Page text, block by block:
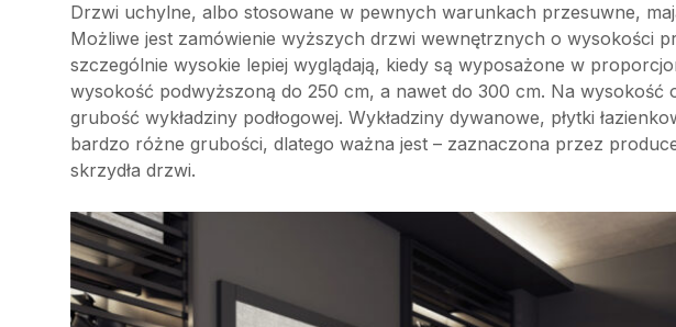
Drzwi uchylne, albo stosowane w pewnych warunkach przesuwne,
Możliwe jest zamówienie wyższych drzwi wewnętrznych o wysokości
szczególnie wysokie lepiej wyglądają, kiedy są wyposażone w
wysokość podwyższoną do 250 cm, a nawet do 300 cm. Na wysokość
grubość wykładziny podłogowej. Wykładziny dywanowe, płytki
bardzo różne grubości, dlatego ważna jest – zaznaczona przez
skrzydła drzwi.